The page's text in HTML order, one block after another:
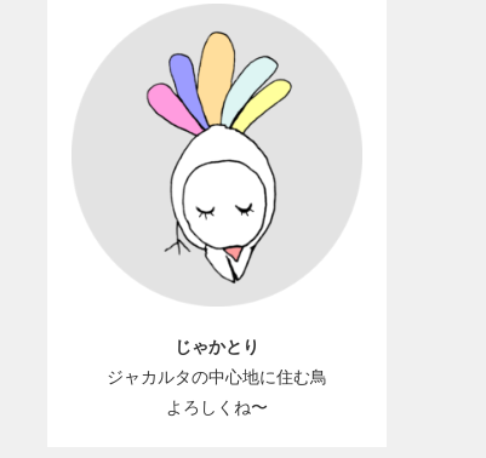
じゃかとり
ジャカルタの中心地に住む鳥
よろしくね〜